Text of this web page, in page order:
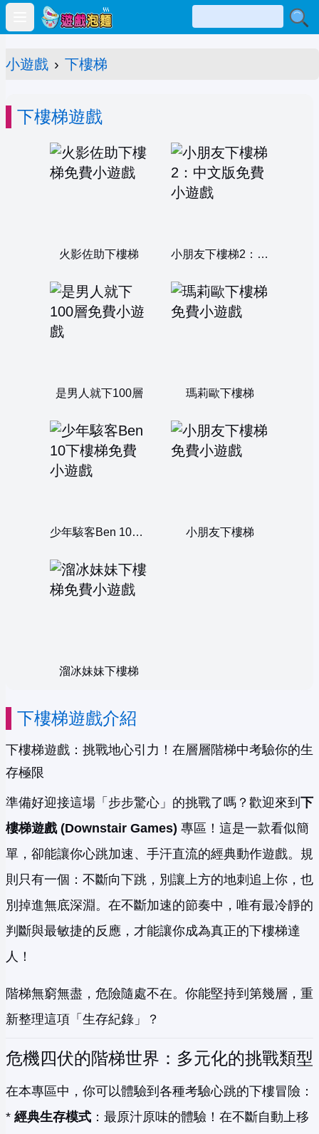
Open main menu
小遊戲 › 下樓梯
下樓梯遊戲
火影佐助下樓梯 小朋友下樓梯2：中文版
是男人就下100層 瑪莉歐下樓梯
少年駭客Ben 10下樓梯 小朋友下樓梯
溜冰妹妹下樓梯
下樓梯遊戲介紹
下樓梯遊戲：挑戰地心引力！在層層階梯中考驗你的生
存極限
準備好迎接這場「步步驚心」的挑戰了嗎？歡迎來到 下
樓梯遊戲 (Downstair Games) 專區！這是一款看似簡
單，卻能讓你心跳加速、手汗直流的經典動作遊戲。規
則只有一個：不斷向下跳，別讓上方的地刺追上你，也
別掉進無底深淵。在不斷加速的節奏中，唯有最冷靜的
判斷與最敏捷的反應，才能讓你成為真正的下樓梯達
人！
階梯無窮無盡，危險隨處不在。你能堅持到第幾層，重
新整理這項「生存紀錄」？
危機四伏的階梯世界：多元化的挑戰類型
在本專區中，你可以體驗到各種考驗心跳的下樓冒險：
* 經典生存模式 ：最原汁原味的體驗！在不斷自動上移